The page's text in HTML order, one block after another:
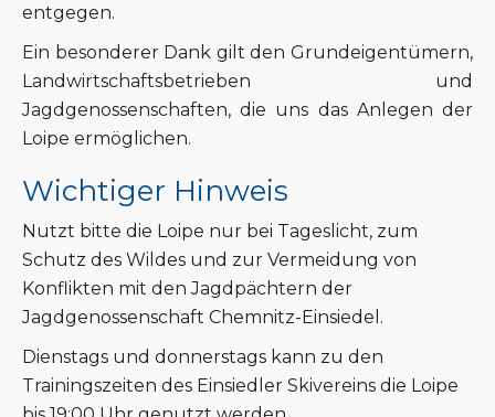
entgegen.
Ein besonderer Dank gilt den Grundeigentümern,
Landwirtschaftsbetrieben und
Jagdgenossenschaften, die uns das Anlegen der
Loipe ermöglichen.
Wichtiger Hinweis
Nutzt bitte die Loipe nur bei Tageslicht, zum
Schutz des Wildes und zur Vermeidung von
Konflikten mit den Jagdpächtern der
Jagdgenossenschaft Chemnitz-Einsiedel.
Dienstags und donnerstags kann zu den
Trainingszeiten des Einsiedler Skivereins die Loipe